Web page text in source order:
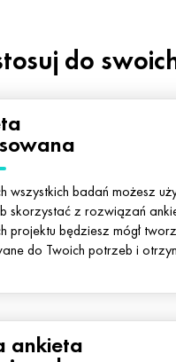
do
wszystkich badań możesz
skorzystać z rozwiązań
projektu będziesz mógł
do Twoich potrzeb i
ankieta